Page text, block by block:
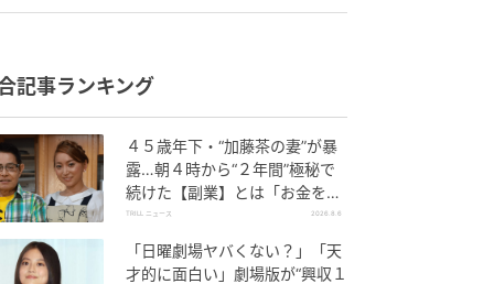
記事ランキング
４５歳年下・“加藤茶の妻”が暴
露…朝４時から“２年間”極秘で
続けた【副業】とは「お金を稼
ぐのって大変」
TRILL ニュース 2026.8.6
「日曜劇場ヤバくない？」「天
才的に面白い」劇場版が“興収１